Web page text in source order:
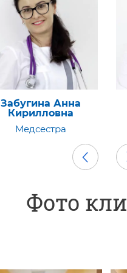
Трегубов Павел
Витальевич
Главный врач
Фото